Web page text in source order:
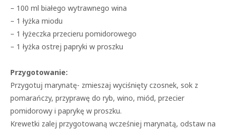
– 100 ml białego wytrawnego wina
– 1 łyżka miodu
– 1 łyżeczka przecieru pomidorowego
– 1 łyżka ostrej papryki w proszku
Przygotowanie:
Przygotuj marynatę- zmieszaj wyciśnięty czosnek, sok z
pomarańczy, przyprawę do ryb, wino, miód, przecier
pomidorowy i paprykę w proszku.
Krewetki zalej przygotowaną wcześniej marynatą, odstaw na